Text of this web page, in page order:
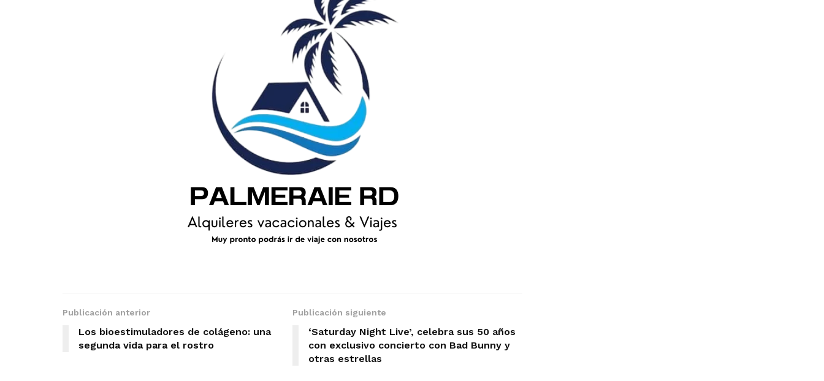
Publicación anterior
Los bioestimuladores de colágeno: una
segunda vida para el rostro
Publicación siguiente
‘Saturday Night Live’, celebra sus 50 años
con exclusivo concierto con Bad Bunny y
otras estrellas